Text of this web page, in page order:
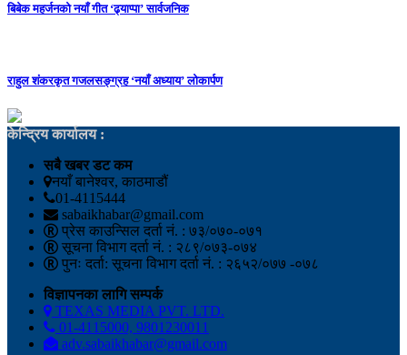
बिबेक महर्जनको नयाँ गीत ‘ढ्याप्पा’ सार्वजनिक
राहुल शंकरकृत गजलसङ्ग्रह ‘नयाँ अध्याय’ लोकार्पण
केन्द्रिय कार्यालय :
सबै खबर डट कम
नयाँ बानेश्वर, काठमाडौं
01-4115444
sabaikhabar@gmail.com
प्रेस काउन्सिल दर्ता नं. : ७३/०७०-०७१
सूचना विभाग दर्ता नं. : २८९/०७३-०७४
पुनः दर्ता: सूचना विभाग दर्ता नं. : २६५२/०७७ -०७८
विज्ञापनका लागि सम्पर्क
TEXAS MEDIA PVT. LTD.
01-4115000, 9801230011
adv.sabaikhabar@gmail.com